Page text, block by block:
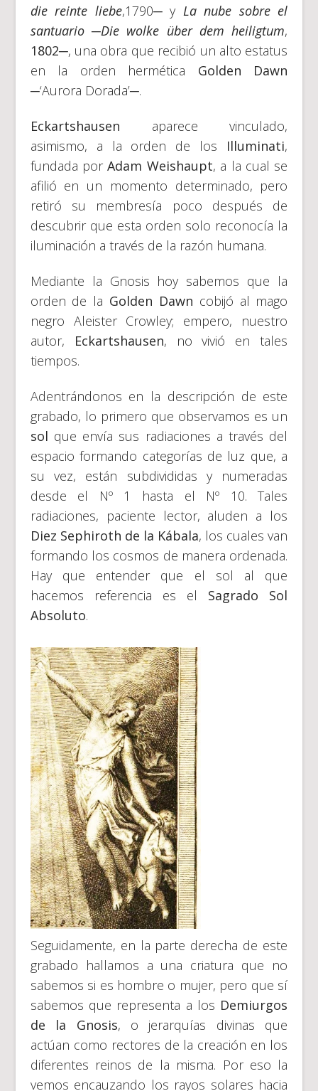
die reinte liebe,1790─ y La nube sobre el
santuario ─Die wolke über dem heiligtum,
1802─, una obra que recibió un alto estatus
en la orden hermética Golden Dawn
─‘Aurora Dorada’─.
Eckartshausen aparece vinculado,
asimismo, a la orden de los Illuminati,
fundada porAdam Weishaupt, a la cual se
afilió en un momento determinado, pero
retiró su membresía poco después de
descubrir que esta orden solo reconocía la
iluminación a través de la razón humana.
Mediante la Gnosis hoy sabemos que la
orden de la Golden Dawn cobijó al mago
negro Aleister Crowley; empero, nuestro
autor,
Eckartshausen, no vivió en tales
tiempos.
Adentrándonos en la descripción de este
grabado, lo primero que observamos es un
sol que envía sus radiaciones a través del
espacio formando categorías de luz que, a
su vez, están subdivididas y numeradas
desde el Nº 1 hasta el Nº 10. Tales
radiaciones, paciente lector, aluden a los
Diez Sephiroth de la Kábala, los cuales van
formando los cosmos de manera ordenada.
Hay que entender que el sol al que
hacemos referencia es el Sagrado Sol
Absoluto.
Seguidamente, en la parte derecha de este
grabado hallamos a una criatura que no
sabemos si es hombre o mujer, pero que sí
sabemos que representa a los Demiurgos
de la Gnosis, o jerarquías divinas que
actúan como rectores de la creación en los
diferentes reinos de la misma. Por eso la
vemos encauzando los rayos solares hacia